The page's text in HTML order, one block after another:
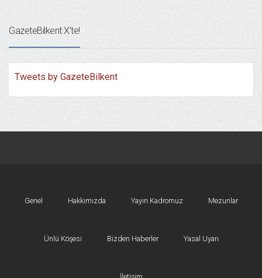
GazeteBilkent X’te!
Tweets by GazeteBilkent
Genel Hakkımızda Yayın Kadromuz Mezunlar
Ünlü Köşesi Bizden Haberler Yasal Uyarı
İletişim